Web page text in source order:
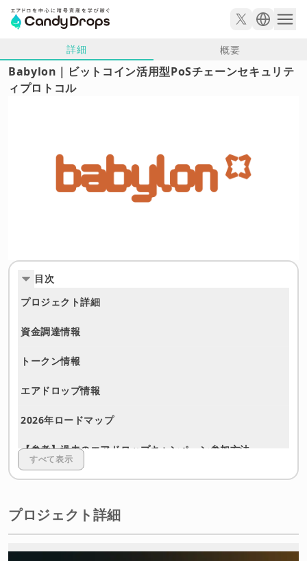
詳細 概要
Babylon｜ビットコイン活用型PoSチェーンセキュリテ
ィプロトコル
目次
プロジェクト詳細
資金調達情報
トークン情報
エアドロップ情報
2026年ロードマップ
【参考】過去のエアドロップキャンペーン参加方法
免責事項
すべて表示
プロジェクト詳細